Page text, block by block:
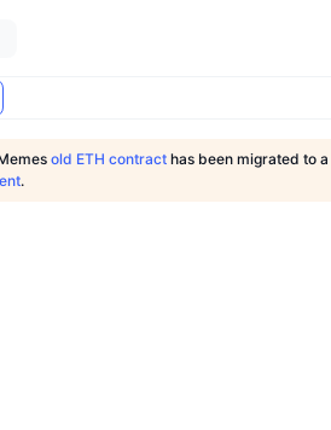
old ETH contract has been migrated to a
.